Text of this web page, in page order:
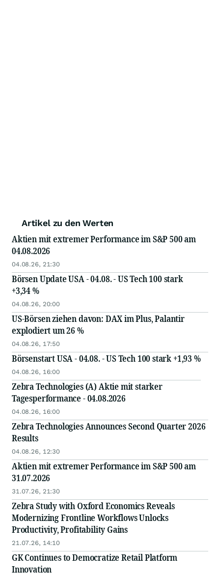
Artikel zu den Werten
Aktien mit extremer Performance im S&P 500 am
04.08.2026
04.08.26, 21:30
Börsen Update USA - 04.08. - US Tech 100 stark
+3,34 %
04.08.26, 20:00
US-Börsen ziehen davon: DAX im Plus, Palantir
explodiert um 26 %
04.08.26, 17:50
Börsenstart USA - 04.08. - US Tech 100 stark +1,93 %
04.08.26, 16:00
Zebra Technologies (A) Aktie mit starker
Tagesperformance - 04.08.2026
04.08.26, 16:00
Zebra Technologies Announces Second Quarter 2026
Results
04.08.26, 12:30
Aktien mit extremer Performance im S&P 500 am
31.07.2026
31.07.26, 21:30
Zebra Study with Oxford Economics Reveals
Modernizing Frontline Workflows Unlocks
Productivity, Profitability Gains
21.07.26, 14:10
GK Continues to Democratize Retail Platform
Innovation